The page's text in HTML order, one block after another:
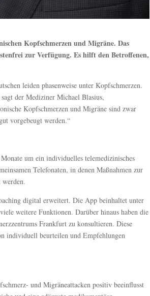
Kopfschmerzen und Migräne. Das
zur Verfügung. Es hilft den Betroffenen,
leiden phasenweise unter Kopfschmerzen.
der Mediziner Michael Blasius,
Kopfschmerzen und Migräne sind zwar
vorgebeugt werden.“
um ein individuelles telemedizinisches
Telefonaten, in denen Maßnahmen zur
werden.
digital erweitert. Die App beinhaltet unter
weitere Funktionen. Darüber hinaus haben die
Frankfurt zu konsultieren. Diese
individuell beurteilen und Empfehlungen
und Migräneattacken positiv beeinflusst